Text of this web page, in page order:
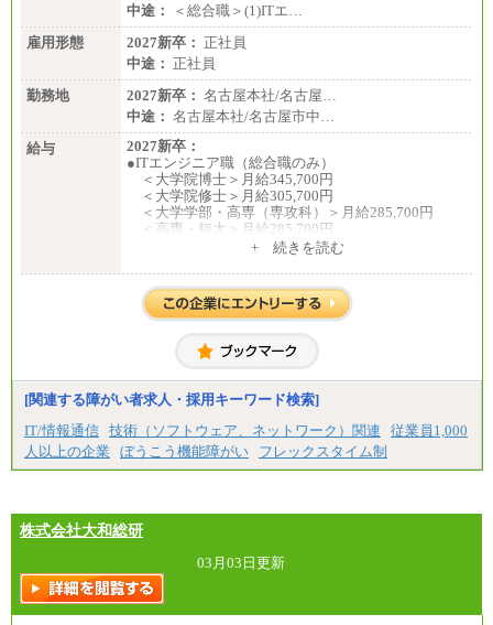
中途：
＜総合職＞(1)ITエ…
雇用形態
2027新卒： 正社員
中途： 正社員
勤務地
2027新卒： 名古屋本社/名古屋…
中途： 名古屋本社/名古屋市中…
給与
2027新卒：
●ITエンジニア職（総合職のみ）
＜大学院博士＞月給345,700円
＜大学院修士＞月給305,700円
＜大学学部・高専（専攻科）＞月給285,700円
＜高専・短大＞月給285,700円
＜大学院修士・博士＞月給：305,700円（総合職）
＜大学学部＞月給：285,700円（総合職）／253,10
0円（一般職）
00円（一般職）
※試用期間中の条件変更：無
中途：
■正社員採用■
＜総合職＞
大学院博士 ： 月給345,700円～
高専・短大： 月給285,700円～
＜一般職＞
大学(学部・院)・高専（専攻科）： 月給253,100
円～
高専・短大： 月給248,100円～
+ 続きを読む
[関連する障がい者求人・採用キーワード検索]
IT/情報通信 技術（ソフトウェア、ネットワーク）関連
従業員1,000
人以上の企業
ぼうこう機能障がい フレックスタイム制
株式会社大和総研
03月03日更新